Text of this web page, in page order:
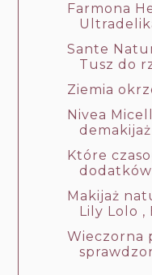
Farmona
Sante
Tusz do
Ziemia
Nivea
demakijaż
Które
Makijaż
Lily Lolo ,
Wieczorna